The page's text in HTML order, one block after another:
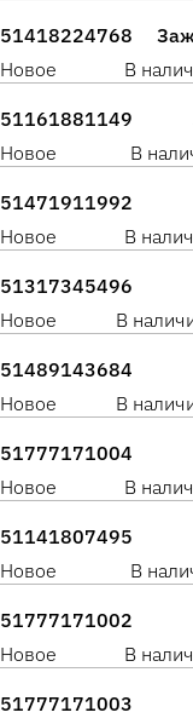
51418224768
Новое
В
51161881149
Новое
В
51471911992
Новое
В
51317345496
Новое
В
51489143684
Новое
В
51777171004
Новое
В
51141807495
Новое
В
51777171002
Новое
В
51777171003